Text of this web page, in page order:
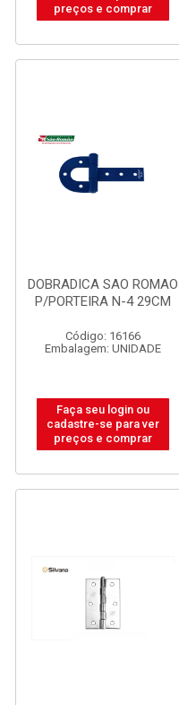
preços e comprar
DOBRADICA SAO ROMAO
P/PORTEIRA N-4 29CM
Código: 16166
Embalagem: UNIDADE
Faça seu login ou
cadastre-se para ver
preços e comprar